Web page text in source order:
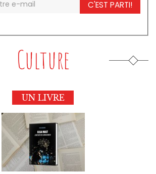
C'EST PARTI!
Culture
UN LIVRE